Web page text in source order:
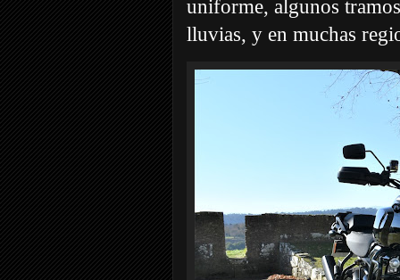
uniforme, algunos
lluvias, y en muchas